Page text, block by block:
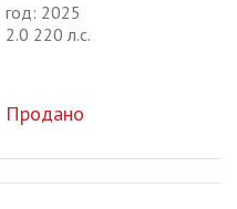
год: 2025
2.0 220 л.с.
Продано